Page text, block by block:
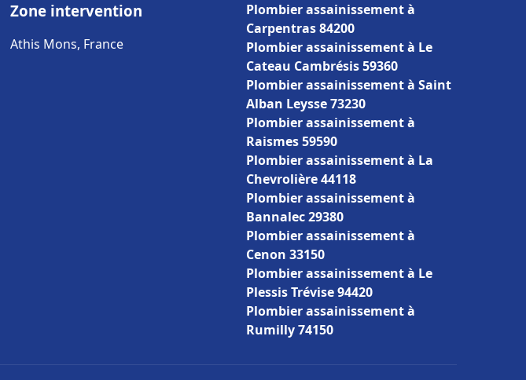
Zone intervention
Athis Mons, France
Plombier assainissement à
Carpentras 84200
Plombier assainissement à Le
Cateau Cambrésis 59360
Plombier assainissement à Saint
Alban Leysse 73230
Plombier assainissement à
Raismes 59590
Plombier assainissement à La
Chevrolière 44118
Plombier assainissement à
Bannalec 29380
Plombier assainissement à
Cenon 33150
Plombier assainissement à Le
Plessis Trévise 94420
Plombier assainissement à
Rumilly 74150